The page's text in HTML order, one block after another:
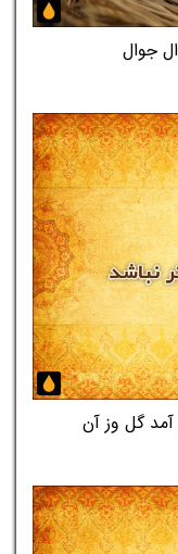
جوال
خوش آمد گل وز آن